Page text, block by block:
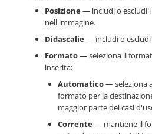
Posizione— includi o escludi
nell'immagine.
Didascalie— includi o escludi
Formato— seleziona il
inserita:
Automatico— seleziona
formato per la
maggior parte dei casi
Corrente— mantiene il